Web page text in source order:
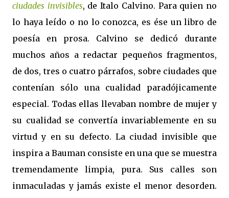
ciudades invisibles, de Italo Calvino. Para quien no
lo haya leído o no lo conozca, es ése un libro de
poesía en prosa. Calvino se dedicó durante
muchos años a redactar pequeños fragmentos,
de dos, tres o cuatro párrafos, sobre ciudades que
contenían sólo una cualidad paradójicamente
especial. Todas ellas llevaban nombre de mujer y
su cualidad se convertía invariablemente en su
virtud y en su defecto. La ciudad invisible que
inspira a Bauman consiste en una que se muestra
tremendamente limpia, pura. Sus calles son
inmaculadas y jamás existe el menor desorden.